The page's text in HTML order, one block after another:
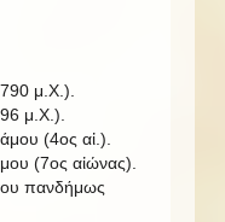
μ.Χ.).
μ.Χ.).
(4ος αἰ.).
(7ος αἰώνας).
πανδήμως